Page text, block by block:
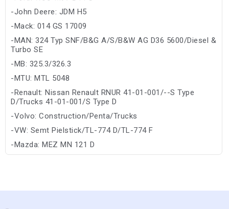
-John Deere: JDM H5
-Mack: 014 GS 17009
-MAN: 324 Typ SNF/B&G A/S/B&W AG D36 5600/Diesel &
Turbo SE
-MB: 325.3/326.3
-MTU: MTL 5048
-Renault: Nissan Renault RNUR 41-01-001/--S Type
D/Trucks 41-01-001/S Type D
-Volvo: Construction/Penta/Trucks
-VW: Semt Pielstick/TL-774 D/TL-774 F
-Mazda: MEZ MN 121 D